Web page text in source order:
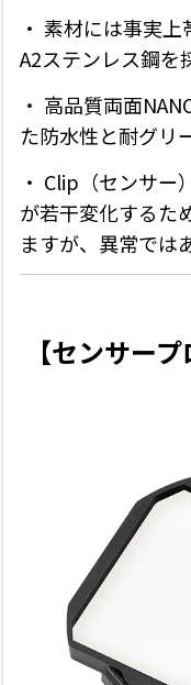
・ 素材には事実
A2ステンレス鋼を
・ 高品質両面
た防水性と耐グリ
・ Clip（センサー
が若干変化するた
ますが、異常では
【センサープ